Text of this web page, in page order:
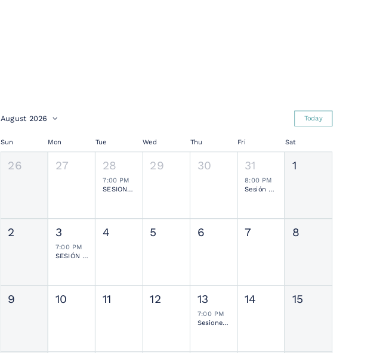
August 2026 Today
Sun Mon Tue Wed Thu Fri Sat
26 27 28
7:00 PM
SESIONES MENSUALES NEUROCIRUGÍA PEDIÁTRICA MEXICANA
29 30 31
8:00 PM
Sesión Ordinaria SMCN
1
2 3
7:00 PM
SESIÓN JOURNAL CLUB
4 5 6 7 8
9 10 11 12 13
7:00 PM
Sesiones de Residentes Mensual
14 15